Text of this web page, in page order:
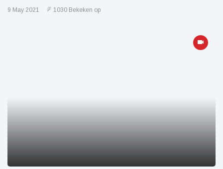
9 May 2021 1030 Bekeken op